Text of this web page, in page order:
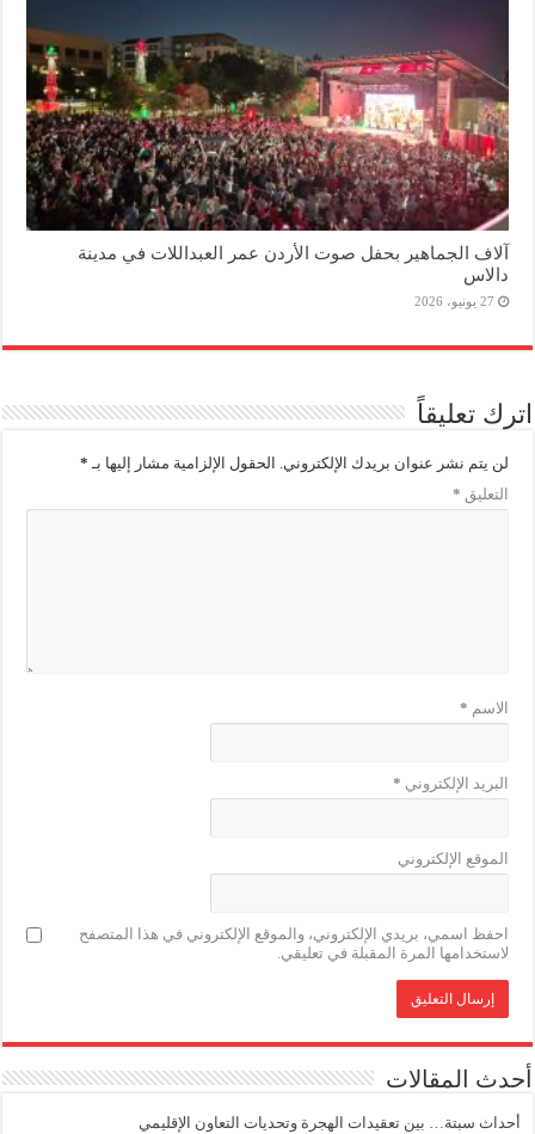
آلاف الجماهير بحفل صوت الأردن عمر العبداللات في مدينة
دالاس
27 يونيو، 2026
اترك تعليقاً
لن يتم نشر عنوان بريدك الإلكتروني. الحقول الإلزامية مشار إليها بـ *
التعليق *
الاسم *
البريد الإلكتروني *
الموقع الإلكتروني
احفظ اسمي، بريدي الإلكتروني، والموقع الإلكتروني في هذا المتصفح
لاستخدامها المرة المقبلة في تعليقي.
أحدث المقالات
أحداث سبتة… بين تعقيدات الهجرة وتحديات التعاون الإقليمي